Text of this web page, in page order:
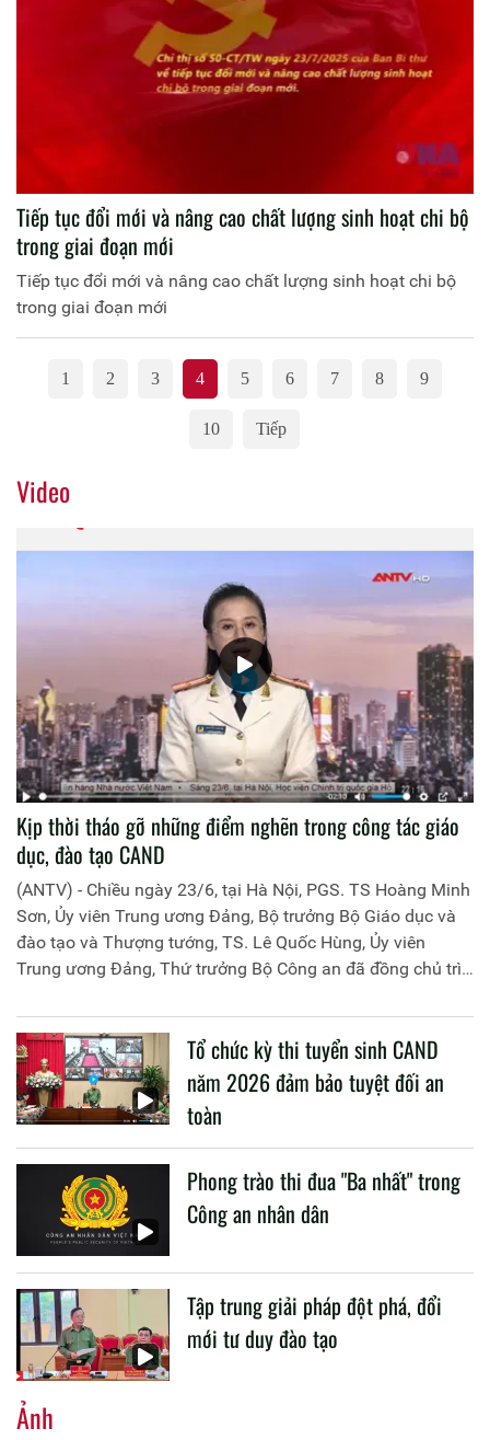
Tiếp tục đổi mới và nâng cao chất lượng sinh hoạt chi bộ
trong giai đoạn mới
Tiếp tục đổi mới và nâng cao chất lượng sinh hoạt chi bộ
trong giai đoạn mới
1 2 3 4 5 6 7 8 9
10 Tiếp
Video
Kịp thời tháo gỡ những điểm nghẽn trong công tác giáo
dục, đào tạo CAND
(ANTV) - Chiều ngày 23/6, tại Hà Nội, PGS. TS Hoàng Minh
Sơn, Ủy viên Trung ương Đảng, Bộ trưởng Bộ Giáo dục và
đào tạo và Thượng tướng, TS. Lê Quốc Hùng, Ủy viên
Trung ương Đảng, Thứ trưởng Bộ Công an đã đồng chủ trì
liên quan đến công tác giáo dục và đào tạo của lực lượng
CAND.
Tổ chức kỳ thi tuyển sinh CAND
năm 2026 đảm bảo tuyệt đối an
toàn
Phong trào thi đua "Ba nhất" trong
Công an nhân dân
Tập trung giải pháp đột phá, đổi
mới tư duy đào tạo
Ảnh